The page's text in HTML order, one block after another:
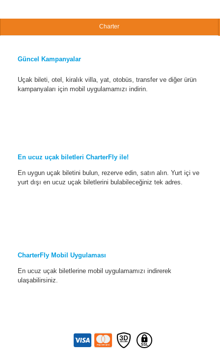
Charter
Güncel Kampanyalar
Uçak bileti, otel, kiralık villa, yat, otobüs, transfer ve diğer ürün
kampanyaları için mobil uygulamamızı indirin.
En ucuz uçak biletleri CharterFly ile!
En uygun uçak biletini bulun, rezerve edin, satın alın. Yurt içi ve
yurt dışı en ucuz uçak biletlerini bulabileceğiniz tek adres.
CharterFly Mobil Uygulaması
En ucuz uçak biletlerine mobil uygulamamızı indirerek
ulaşabilirsiniz.